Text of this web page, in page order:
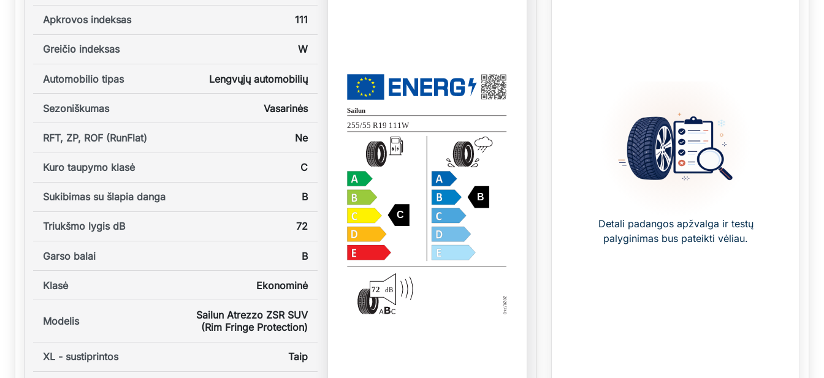
Apkrovos indeksas 111
Greičio indeksas W
Automobilio tipas Lengvųjų automobilių
Sezoniškumas Vasarinės
RFT, ZP, ROF (RunFlat) Ne
Kuro taupymo klasė C
Sukibimas su šlapia danga B
Triukšmo lygis dB 72
Garso balai B
Klasė Ekonominė
Modelis
Sailun Atrezzo ZSR SUV
(Rim Fringe Protection)
XL - sustiprintos Taip
Sailun
255/55 R19 111W
C
B
72 dB
Detali padangos apžvalga ir testų
palyginimas bus pateikti vėliau.